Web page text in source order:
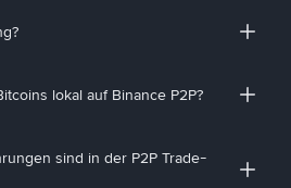
lokal auf Binance P2P?
sind in der P2P Trade-